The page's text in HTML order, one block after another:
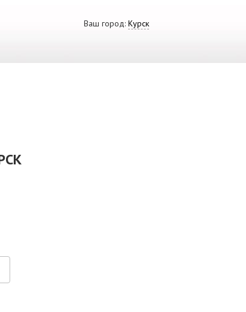
Ваш город: Курск